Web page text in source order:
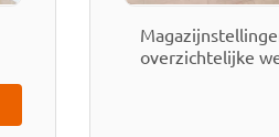
overzichtelijke